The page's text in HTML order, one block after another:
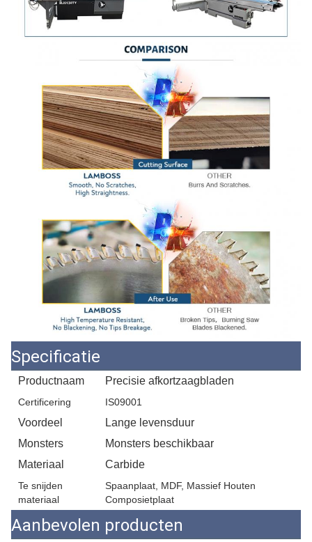
Specificatie
Productnaam Precisie afkortzaagbladen
Certificering IS09001
Voordeel
Lange levensduur
Monsters
Monsters beschikbaar
Materiaal
Carbide
Te snijden
materiaal
Spaanplaat, MDF, Massief Houten
Composietplaat
Aanbevolen producten